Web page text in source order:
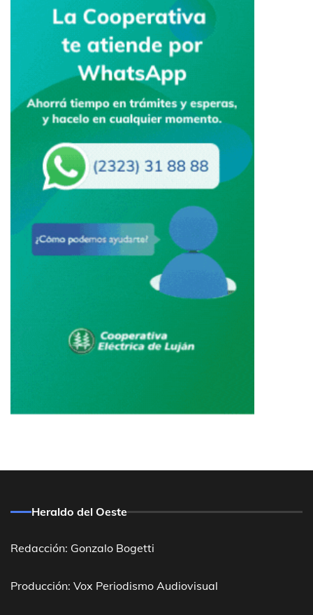
Heraldo del Oeste
Redacción: Gonzalo Bogetti
Producción: Vox Periodismo Audiovisual